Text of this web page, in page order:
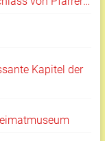
Kapitel der